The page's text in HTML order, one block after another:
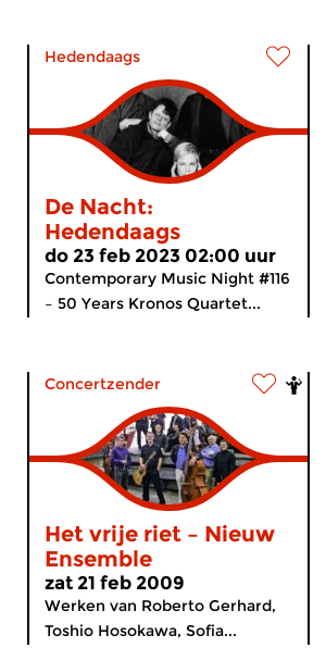
Hedendaags
De Nacht:
Hedendaags
do 23 feb 2023 02:00 uur
Contemporary Music Night #116
– 50 Years Kronos Quartet...
Concertzender
Het vrije riet – Nieuw
Ensemble
zat 21 feb 2009
Werken van Roberto Gerhard,
Toshio Hosokawa, Sofia...